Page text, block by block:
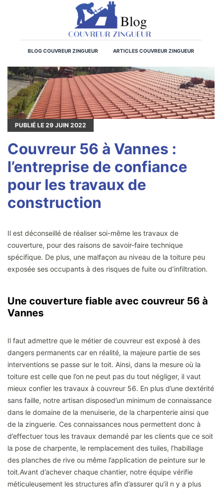
BLOG COUVREUR ZINGUEUR ARTICLES COUVREUR ZINGUEUR
PUBLIÉ LE 29 JUIN 2022
Couvreur 56 à Vannes :
l’entreprise de confiance
pour les travaux de
construction
Il est déconseillé de réaliser soi-même les travaux de
couverture, pour des raisons de savoir-faire technique
spécifique. De plus, une malfaçon au niveau de la toiture peu
exposée ses occupants à des risques de fuite ou d’infiltration.
Une couverture fiable avec couvreur 56 à
Vannes
Il faut admettre que le métier de couvreur est exposé à des
dangers permanents car en réalité, la majeure partie de ses
interventions se passe sur le toit. Ainsi, dans la mesure où la
toiture est celle que l’on ne peut pas du tout négliger, il vaut
mieux confier les travaux à couvreur 56. En plus d’une dextérité
sans faille, notre artisan disposed’un minimum de connaissance
dans le domaine de la menuiserie, de la charpenterie ainsi que
de la zinguerie. Ces connaissances nous permettent donc à
d’effectuer tous les travaux demandé par les clients que ce soit
la pose de charpente, le remplacement des tuiles, l’habillage
des planches de rive ou même l’application de peinture sur le
toit.Avant d’achever chaque chantier, notre équipe vérifie
méticuleusement les structures afin d’assurer qu’il n y a plus